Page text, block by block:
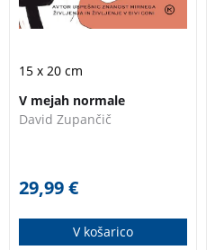
iz ambulant in
bolniških sob, v
življenje, kot bi ga
Vmes pa se nam
avtor kot še nikoli
15 x 20 cm
V mejah normale
David Zupančič
29,99€
V košarico